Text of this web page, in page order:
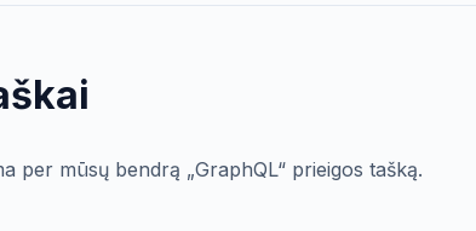
per mūsų bendrą „GraphQL“ prieigos tašką.